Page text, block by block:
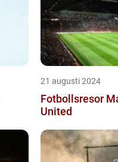
21 augusti 2024
Fotbollsresor
United